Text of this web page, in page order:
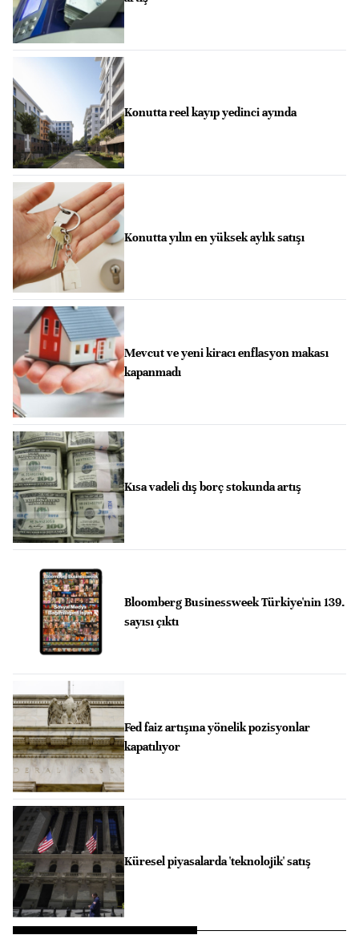
Konutta reel kayıp yedinci ayında
Konutta yılın en yüksek aylık satışı
Mevcut ve yeni kiracı enflasyon makası
kapanmadı
Kısa vadeli dış borç stokunda artış
Bloomberg Businessweek Türkiye'nin 139.
sayısı çıktı
Fed faiz artışına yönelik pozisyonlar
kapatılıyor
Küresel piyasalarda 'teknolojik' satış